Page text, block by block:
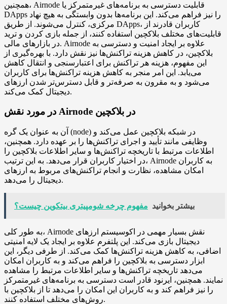
همچنین، Airnode قابلیت دسترسی به برنامه‌های غیرمتمرکز یا
DApps را نیز فراهم می‌کند. این برنامه‌ها بدون وابستگی به هیچ نهاد
مرکزی، کنترل می‌شوند. از طریق DApps، کاربران قادرند از
قابلیت‌های مختلف بلاکچین استفاده کنند، از جمله بازی کردن و ترید
در بازارهای مالی. Airnode علاوه بر ایجاد امنیت و دسترسی به
بلاکچین، در کاهش هزینه تراکنش‌ها نیز نقش دارد. با بهره‌گیری از
این مفهوم، هزینه هر تراکنش برای اعتبارسنجی و انتقال کاهش
می‌یابد. این امر منجر به کاهش هزینه تراکنش‌ها برای کاربران
می‌شود و به مقرون به صرفه‌تر و قابل دسترس‌تر شدن ارزهای
دیجیتال کمک می‌کند.
در مورد نقش Airnode در بلاکچین
آن به عنوان یک گره (node) در شبکه بلاکچین عمل می‌کند و
وظایفی مانند تأیید و اجرای تراکنش‌ها را بر عهده دارد. همچنین،
اطلاعات مرتبط با تاریخچه تراکنش‌ها و سایر اطلاعات بلاکچین را
در اختیار کاربران قرار می‌دهد. به این ترتیب، Airnode به کاربران
امکان مشاهده، نظارت و انجام تراکنش‌های مربوط به ارزهای
دیجیتال را می‌دهد.
بیشتر بخوانید مفهوم چرخه شومپیتری بیتکوین چیست؟
به طور کلی، Airnode نقش بسیار مهمی در اکوسیستم ارزهای
دیجیتال بازی می‌کند. این پلتفرم علاوه بر ایجاد یک لایه امنیتی
اضافی، به کاهش هزینه تراکنش‌ها کمک می‌کند. از طرفی دیگر، این
ابزار دسترسی به بلاکچین را فراهم می‌کند و به کاربران امکان
می‌دهد تاریخچه تراکنش‌ها و سایر اطلاعات مرتبط را مشاهده
نمایند. همچنین، ایرنود قادر است دسترسی به برنامه‌های غیرمتمرکز
را نیز فراهم کند و به کاربران این امکان را می‌دهد تا از بلاکچین با
روش‌های مختلف استفاده کنند.